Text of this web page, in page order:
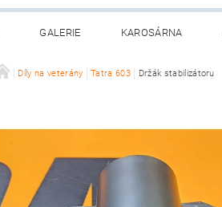
GALERIE KAROSÁRNA
Díly na veterány Tatra 603 Držák stabilizátoru